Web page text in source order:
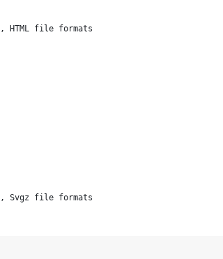
HTML file formats
Svgz file formats